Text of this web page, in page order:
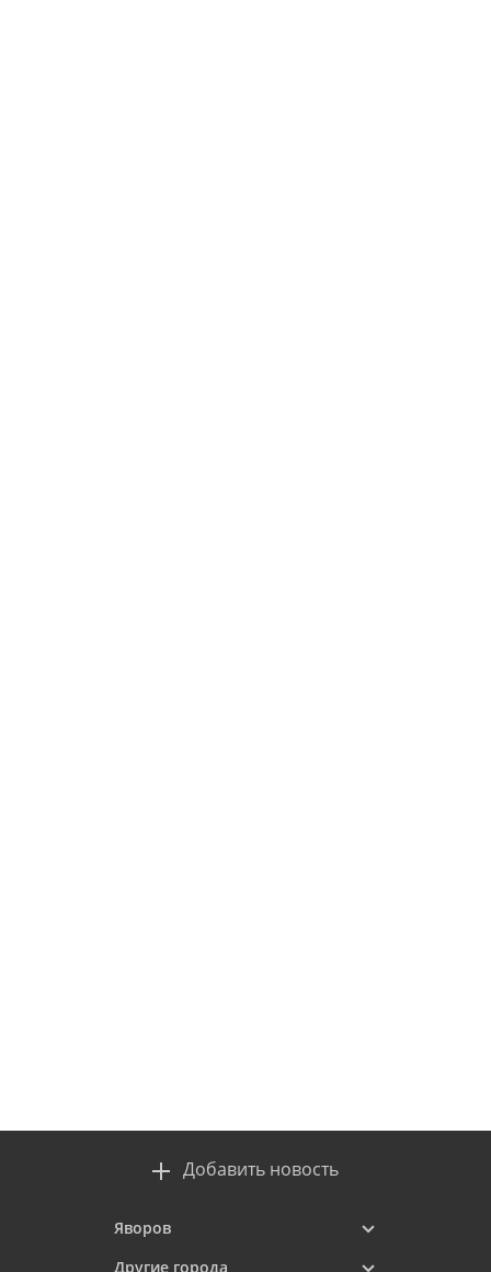
Добавить новость
Яворов
Другие города